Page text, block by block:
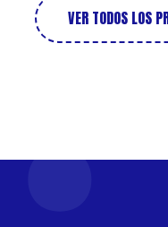
VER TODOS LOS